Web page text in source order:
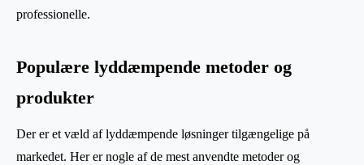
professionelle.
Populære lyddæmpende metoder og
produkter
Der er et væld af lyddæmpende løsninger tilgængelige på
markedet. Her er nogle af de mest anvendte metoder og